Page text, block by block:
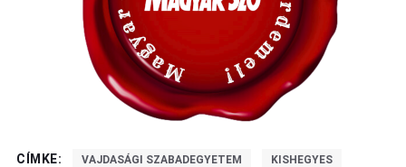
CÍMKE: VAJDASÁGI SZABADEGYETEM KISHEGYES